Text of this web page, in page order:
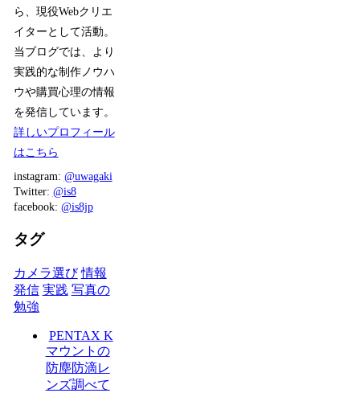
ら、現役Webクリエ
イターとして活動。
当ブログでは、より
実践的な制作ノウハ
ウや購買心理の情報
を発信しています。
詳しいプロフィール
はこちら
instagram: @uwagaki
Twitter: @is8
facebook: @is8jp
タグ
カメラ選び 情報
発信 実践 写真の
勉強
PENTAX K
マウントの
防塵防滴レ
ンズ調べて